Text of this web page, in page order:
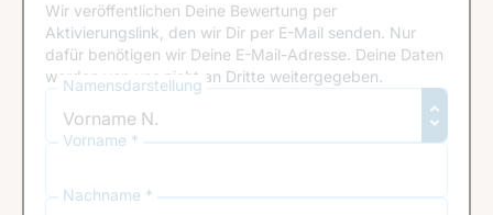
Wir veröffentlichen Deine Bewertung per
Aktivierungslink, den wir Dir per E-Mail senden. Nur
dafür benötigen wir Deine E-Mail-Adresse. Deine Daten
werden von uns nicht an Dritte weitergegeben.
Namensdarstellung
Vorname *
Nachname *